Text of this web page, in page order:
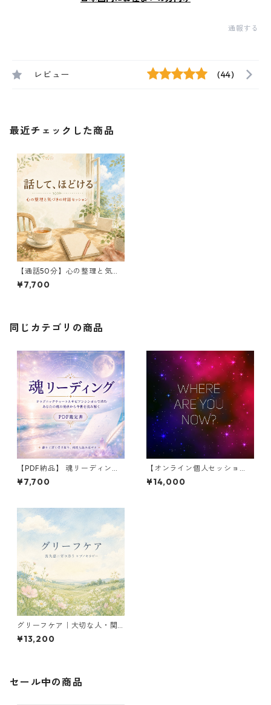
通報する
レビュー (44)
最近チェックした商品
【通話50分】心の整理と気づ
きの対話セッション｜占術を
用いない傾聴・追加相談にも
¥7,700
同じカテゴリの商品
【PDF納品】 魂リーディング
｜通常のネイタルでは届かな
い魂の意識領域を読む鑑定書
¥7,700
【オンライン個人セッショ
ン】ツインレイとは？ 〜魂の
旅から知るパートナーシップ
¥14,000
グリーフケア｜大切な人・関
係・時間への喪失感に寄り添
うヒプノセラピー
¥13,200
セール中の商品